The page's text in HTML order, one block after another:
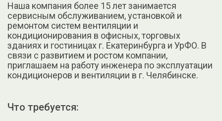
Наша компания более 15 лет занимается
сервисным обслуживанием, установкой и
ремонтом систем вентиляции и
кондиционирования в офисных, торговых
зданиях и гостиницах г. Екатеринбурга и УрФО. В
связи с развитием и ростом компании,
приглашаем на работу инженера по эксплуатации
кондиционеров и вентиляции в г. Челябинске.
Что требуется: